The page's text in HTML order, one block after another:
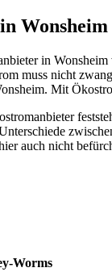
Wonsheim
in
muss nicht
Mit
auch nicht
Worms